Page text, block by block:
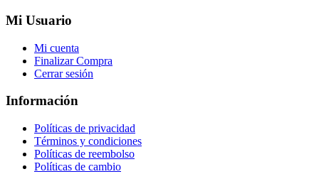
Mi Usuario
Mi cuenta
Finalizar Compra
Cerrar sesión
Información
Políticas de privacidad
Términos y condiciones
Políticas de reembolso
Políticas de cambio